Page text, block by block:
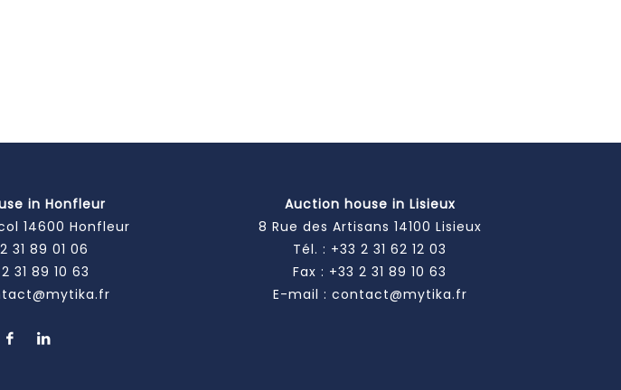
in Honfleur
14600 Honfleur
31 89 01 06
31 89 10 63
Auction house in Lisieux
8 Rue des Artisans 14100 Lisieux
Tél. : +33 2 31 62 12 03
Fax : +33 2 31 89 10 63
E-mail : contact@mytika.fr